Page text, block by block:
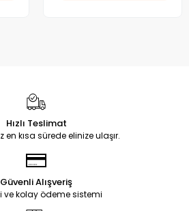
Hızlı Teslimat
en kısa sürede elinize ulaşır.
Güvenli Alışveriş
ve kolay ödeme sistemi